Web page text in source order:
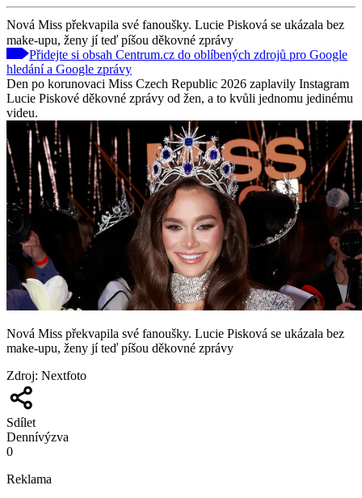
Nová Miss překvapila své fanoušky. Lucie Pisková se ukázala bez
make-upu, ženy jí teď píšou děkovné zprávy
Přidejte si obsah Centrum.cz do oblíbených zdrojů pro Google
hledání a Google zprávy
Den po korunovaci Miss Czech Republic 2026 zaplavily Instagram
Lucie Piskové děkovné zprávy od žen, a to kvůli jednomu jedinému
videu.
Nová Miss překvapila své fanoušky. Lucie Pisková se ukázala bez
make-upu, ženy jí teď píšou děkovné zprávy
Zdroj: Nextfoto
Sdílet
Dennívýzva
0
Reklama